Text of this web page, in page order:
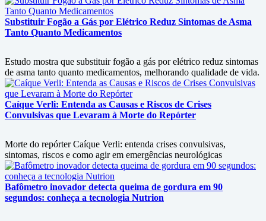
Substituir Fogão a Gás por Elétrico Reduz Sintomas de Asma
Tanto Quanto Medicamentos
Estudo mostra que substituir fogão a gás por elétrico reduz sintomas
de asma tanto quanto medicamentos, melhorando qualidade de vida.
Caíque Verli: Entenda as Causas e Riscos de Crises
Convulsivas que Levaram à Morte do Repórter
Morte do repórter Caíque Verli: entenda crises convulsivas,
sintomas, riscos e como agir em emergências neurológicas
Bafômetro inovador detecta queima de gordura em 90
segundos: conheça a tecnologia Nutrion